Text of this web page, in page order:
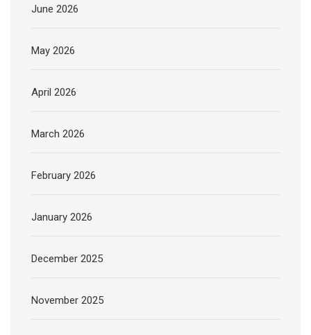
June 2026
May 2026
April 2026
March 2026
February 2026
January 2026
December 2025
November 2025